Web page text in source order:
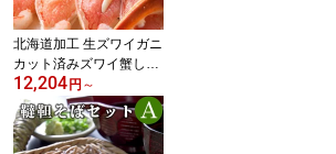
北海道加工 生ズワイガニ
カット済みズワイ蟹しゃ
ぶしゃぶセット 生 ズワ
イガニ カット済み ずわ
いがに 1kg 2人〜4人前
ズワイ蟹 かに セット カ
12,204 円 ～